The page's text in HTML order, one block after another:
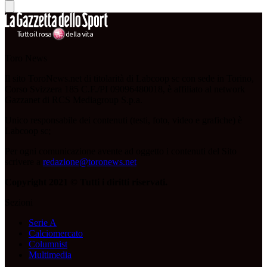
redazione@toronews.net
Serie A
Calciomercato
Columnist
Multimedia